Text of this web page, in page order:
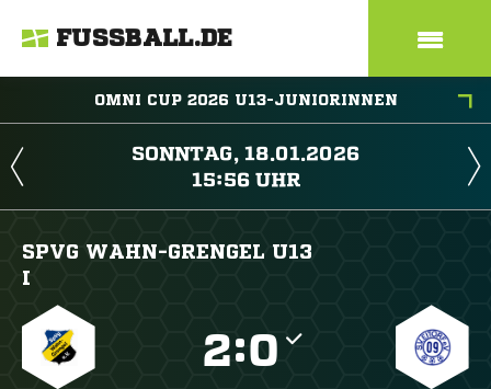
FUSSBALL.DE
OMNI CUP 2026 U13-JUNIORINNEN
 
 
SPVG WAHN-GRENGEL U13
I
: